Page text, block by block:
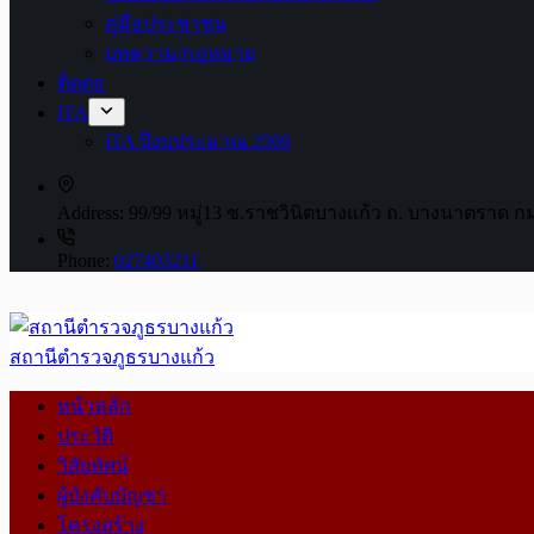
คู่มือประชาชน
บทความ/กฎหมาย
ติดต่อ
ITA
ITA ปีงบประมาณ 2569
Address: 99/99 หมู่13 ซ.ราชวินิตบางแก้ว ถ. บางนาตราด
Phone: 027403211
สถานีตำรวจภูธรบางแก้ว
หน้าหลัก
ประวัติ
วิสัยทัศน์
ผู้บังคับบัญชา
โครงสร้าง